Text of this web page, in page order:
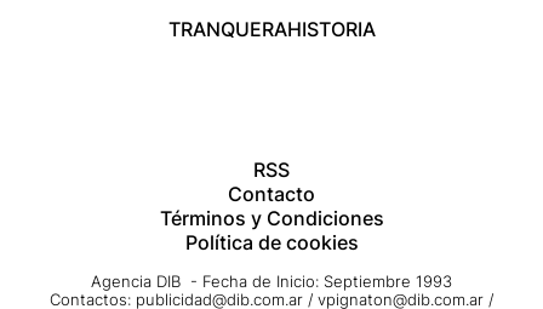
TRANQUERAHISTORIA
RSS
Contacto
Términos y Condiciones
Política de cookies
Agencia DIB - Fecha de Inicio: Septiembre 1993
Contactos: publicidad@dib.com.ar / vpignaton@dib.com.ar /